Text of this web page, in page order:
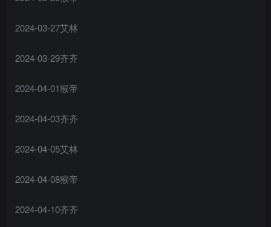
2024-03-27艾林
2024-03-29齐齐
2024-04-01猴帝
2024-04-03齐齐
2024-04-05艾林
2024-04-08猴帝
2024-04-10齐齐